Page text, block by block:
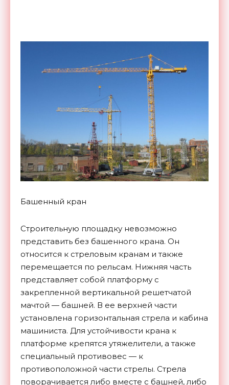
Башенный кран
Строительную площадку невозможно
представить без башенного крана. Он
относится к стреловым кранам и также
перемещается по рельсам. Нижняя часть
представляет собой платформу с
закрепленной вертикальной решетчатой
мачтой — башней. В ее верхней части
установлена горизонтальная стрела и кабина
машиниста. Для устойчивости крана к
платформе крепятся утяжелители, а также
специальный противовес — к
противоположной части стрелы. Стрела
поворачивается либо вместе с башней, либо